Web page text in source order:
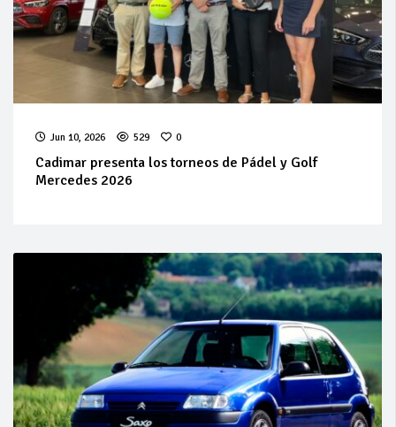
Jun 10, 2026 529 0
Cadimar presenta los torneos de Pádel y Golf
Mercedes 2026